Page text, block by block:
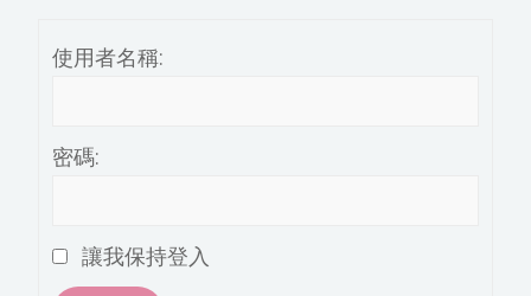
使用者名稱:
密碼:
讓我保持登入